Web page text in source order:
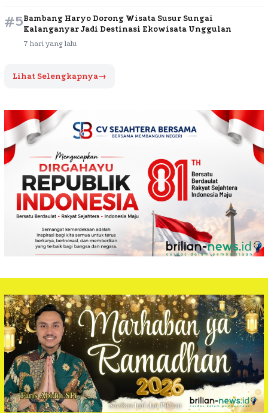
#5Bambang Haryo Dorong Wisata Susur Sungai
Kalanganyar Jadi Destinasi Ekowisata Unggulan
7 hari yang lalu
Lihat Selengkapnya→